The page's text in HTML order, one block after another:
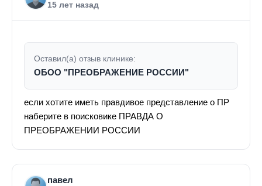
15 лет назад
Оставил(а) отзыв клинике:
ОБОО "ПРЕОБРАЖЕНИЕ РОССИИ"
если хотите иметь правдивое представление о ПР
наберите в поисковике ПРАВДА О
ПРЕОБРАЖЕНИИ РОССИИ
павел